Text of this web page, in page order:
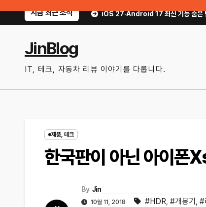
지금 최근 소식
iOS 27·Android 17 최신 기능 숨은 팁｜매일 써먹을 만한 기능
JinBlog
IT, 테크, 자동차 리뷰 이야기를 다룹니다.
제품, 테크
한국판이 아닌 아이폰
By Jin
10월 11, 2018 #HDR, #개봉기 , #